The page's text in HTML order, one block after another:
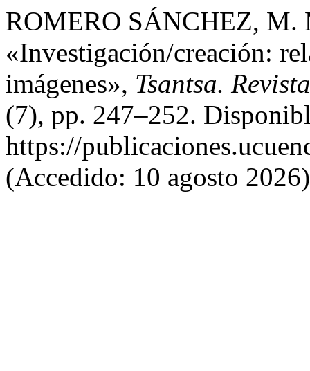
ROMERO SÁNCHEZ, M.
«Investigación/creación:
imágenes», Tsantsa.
(7), pp. 247–252.
https://
(Accedido: 10 agosto